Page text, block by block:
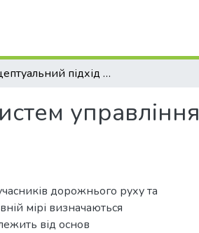
Концептуальний підхід до проектування систем управління дорожнім рухом
управління
дорожнього руху та
мірі визначаються
від основ